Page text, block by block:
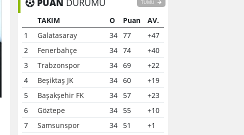
PUAN DURUMU TÜMÜ
TAKIM O Puan
AV.
1
Galatasaray 34 77
+47
2
Fenerbahçe 34 74
+40
3
Trabzonspor 34 69
+22
4
Beşiktaş JK 34 60
+19
5
Başakşehir FK 34 57
+23
6
Göztepe 34 55
+10
7
Samsunspor 34 51
+1